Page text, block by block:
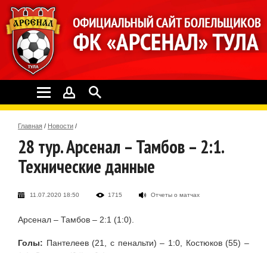
Главная / Новости /
28 тур. Арсенал – Тамбов – 2:1.
Технические данные
11.07.2020 18:50 1715 Отчеты о матчах
Арсенал – Тамбов – 2:1 (1:0).
Голы: Пантелеев (21, с пенальти) – 1:0, Костюков (55) –